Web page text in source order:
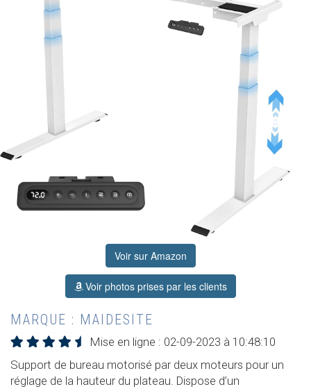
Voir sur Amazon
Voir photos prises par les clients
MARQUE : MAIDESITE
Mise en ligne : 02-09-2023 à 10:48:10
Support de bureau motorisé par deux moteurs pour un
réglage de la hauteur du plateau. Dispose d’un